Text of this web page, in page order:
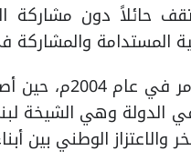
حائلاً دون مشاركة
المستدامة والمشاركة
ولقد تبلور
وهي الشيخة
والاعتزاز الوطني بين